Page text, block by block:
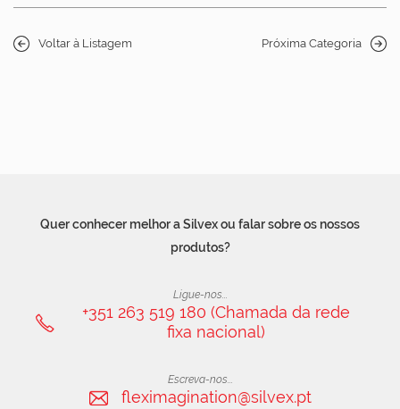
Voltar à Listagem Próxima Categoria
Quer conhecer melhor a Silvex ou falar sobre os nossos
produtos?
Ligue-nos...
+351 263 519 180 (Chamada da rede
fixa nacional)
Escreva-nos...
fleximagination@silvex.pt